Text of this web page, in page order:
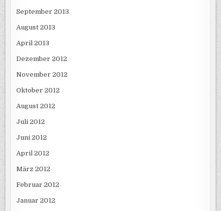
September 2013
August 2013
April 2013
Dezember 2012
November 2012
Oktober 2012
August 2012
Juli 2012
Juni 2012
April 2012
März 2012
Februar 2012
Januar 2012